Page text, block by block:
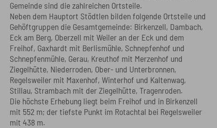
Gemeinde sind die zahlreichen Ortsteile.
Neben dem Hauptort Stödtlen bilden folgende Ortsteile und
Gehöftgruppen die Gesamtgemeinde: Birkenzell, Dambach,
Eck am Berg, Oberzell mit Weiler an der Eck und dem
Freihof, Gaxhardt mit Berlismühle, Schnepfenhof und
Schnepfenmühle, Gerau, Kreuthof mit Merzenhof und
Ziegelhütte, Niederroden, Ober- und Unterbronnen,
Regelsweiler mit Maxenhof, Winterhof und Kaltenwag,
Stillau, Strambach mit der Ziegelhütte, Tragenroden.
Die höchste Erhebung liegt beim Freihof und in Birkenzell
mit 552 m; der tiefste Punkt im Rotachtal bei Regelsweiler
mit 438 m.